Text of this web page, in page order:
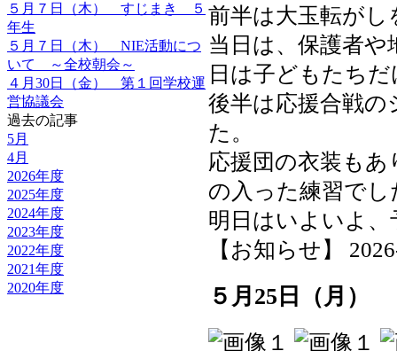
５月７日（木） すじまき ５
年生
５月７日（木） NIE活動につ
いて ～全校朝会～
４月30日（金） 第１回学校運
営協議会
過去の記事
5月
4月
2026年度
2025年度
2024年度
2023年度
2022年度
2021年度
2020年度
前半は大玉転がし
当日は、保護者
日は子どもたち
後半は応援合戦
た。
応援団の衣装も
の入った練習でし
明日はいよいよ
【お知らせ】
５月25日（月）